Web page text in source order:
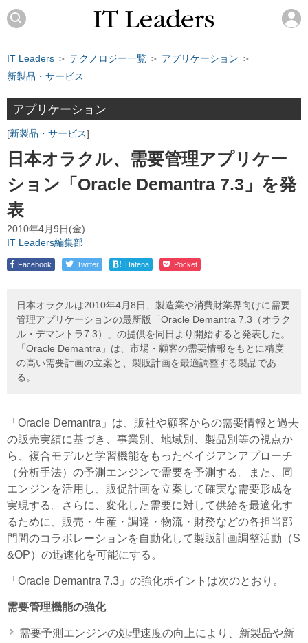
IT Leaders ＞ テクノロジー一覧 ＞ アプリケーション ＞
新製品・サービス
アプリケーション
新製品・サービス
日本オラクル、需要管理アプリケー
ション「Oracle Demantra 7.3」を発
表
2010年4月9日(金)
IT Leaders編集部
Facebook Twitter ! Hatena Pocket
日本オラクルは2010年4月8日、製造業や消費財業界向けに需要
管理アプリケーションの最新版「Oracle Demantra 7.3（オラク
ル・デマントラ7.3）」の提供を同日より開始すると発表した。
「Oracle Demantra」は、市場・顧客の需要情報をもとに精度
の高い需要計画の立案と、製販計画を最適調整する製品であ
る。
「Oracle Demantra」は、販社や顧客からの需要情報と過去
の販売実績に基づき、事業別、地域別、製品別等の視点か
ら、複合モデルと学習機能をもったベイジアンアプローチ
（分析手法）の予測エンジンで需要を予測する。また、同
エンジンを活用し、販促計画を立案して確実な需要形成を
実現する。さらに、変化した需要に対して供給を最適化す
るために、販売・生産・調達・物流・財務などの各担当部
門間のコラボレーションを自動化して製販計画調整活動（S
&OP）の迅速化を可能にする。
「Oracle Demantra 7.3」の強化ポイントは次のとおり。
需要管理機能の強化
需要予測エンジンの処理速度の向上により、新製品や新